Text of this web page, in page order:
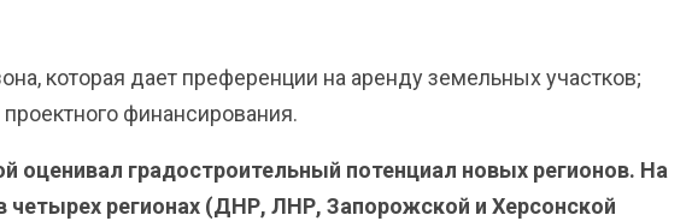
которая дает преференции на аренду земельных участков;
финансирования.
оценивал градостроительный потенциал новых регионов. На
регионах (ДНР, ЛНР, Запорожской и Херсонской